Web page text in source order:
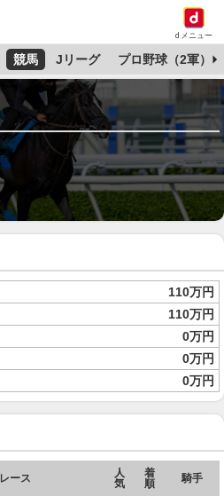
dメニュー
競馬 Jリーグ プロ野球（2軍）
110万円
110万円
0万円
0万円
0万円
レース
人
気
着
順
騎手